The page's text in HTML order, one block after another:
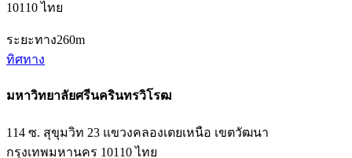
10110 ไทย
ระยะทาง260m
ทิศทาง
มหาวิทยาลัยศรีนครินทรวิโรฒ
114 ซ. สุขุมวิท 23 แขวงคลองเตยเหนือ เขตวัฒนา
กรุงเทพมหานคร 10110 ไทย